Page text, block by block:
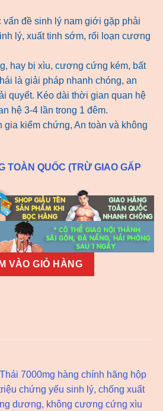
vấn đề sinh lý nam giới gặp phải
lý, xuất tinh sớm, rối loạn cương
hay bị xìu, cương cứng kém, bất
là giải pháp nhanh chóng, an
quyết. Kéo dài thời gian quan hệ
hệ 3-4 lần trong 1 đêm.
kiểm chứng, An toàn và không
TOÀN QUỐC (TRỪ GIAO GẤP
7000mg chính hãng số lượng
VÀO GIỎ HÀNG
7000mg hàng chính hãng hộp
chứng yếu sinh lý, chống xuất
dương, không cương cứng xìu